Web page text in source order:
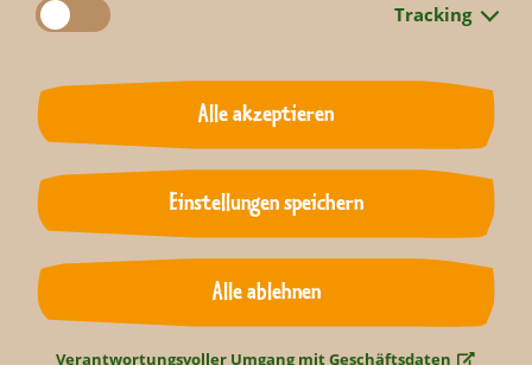
12.08.2026
Zurück
Tracking
Alle akzeptieren
Einstellungen speichern
Alle ablehnen
Verantwortungsvoller Umgang mit Geschäftsdaten